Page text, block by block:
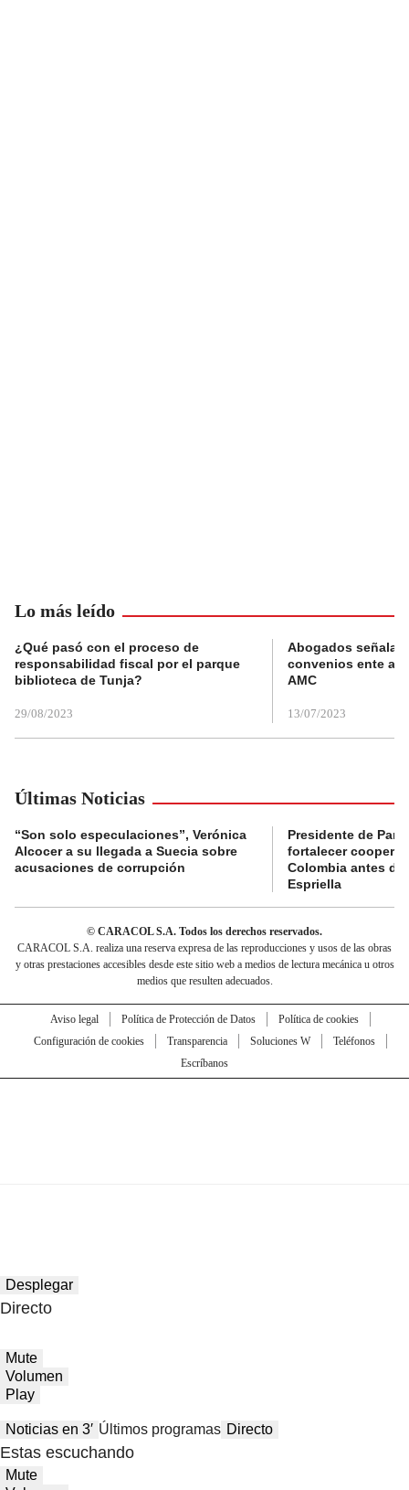
Lo más leído
¿Qué pasó con el proceso de
responsabilidad fiscal por el parque
biblioteca de Tunja?
29/08/2023
Abogados
convenios ente
AMC
13/07/2023
Últimas Noticias
“Son solo especulaciones”, Verónica
Alcocer a su llegada a Suecia sobre
acusaciones de corrupción
Presidente de
fortalecer
Colombia antes de
Espriella
© CARACOL S.A. Todos los derechos reservados.
CARACOL S.A. realiza una reserva expresa de las reproducciones y usos de las obras
y otras prestaciones accesibles desde este sitio web a medios de lectura mecánica u otros
medios que resulten adecuados.
Aviso legal Política de Protección de Datos
Política de cookies
Configuración de cookies
Transparencia Soluciones W
Teléfonos
Escríbanos
Desplegar
Directo
Mute
Volumen
Play
Noticias en 3′ Últimos programas Directo
Estas escuchando
Mute